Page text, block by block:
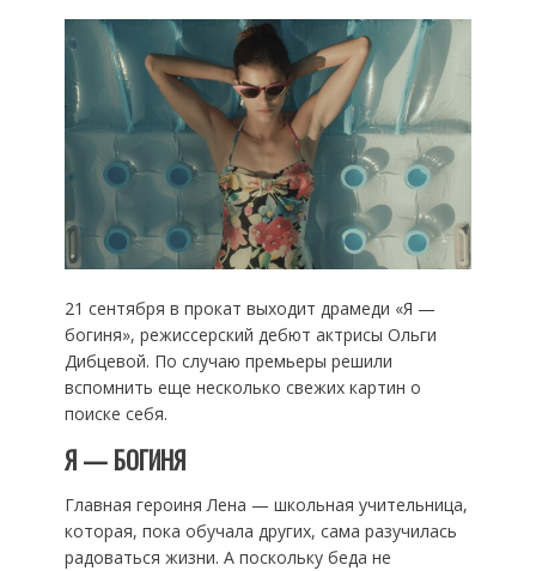
21 сентября в прокат выходит драмеди «Я —
богиня», режиссерский дебют актрисы Ольги
Дибцевой. По случаю премьеры решили
вспомнить еще несколько свежих картин о
поиске себя.
Я — БОГИНЯ
Главная героиня Лена — школьная учительница,
которая, пока обучала других, сама разучилась
радоваться жизни. А поскольку беда не